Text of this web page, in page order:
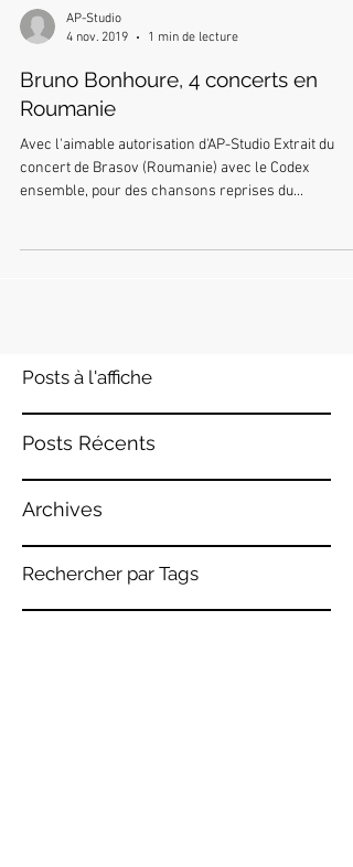
AP-Studio
4 nov. 2019
1 min de lecture
Bruno Bonhoure, 4 concerts en
Roumanie
Avec l'aimable autorisation d'AP-Studio Extrait du
concert de Brasov (Roumanie) avec le Codex
ensemble, pour des chansons reprises du...
Posts à l'affiche
Posts Récents
Archives
Rechercher par Tags